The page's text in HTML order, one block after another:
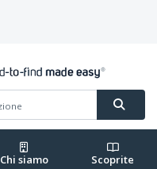
Chi siamo Scoprite